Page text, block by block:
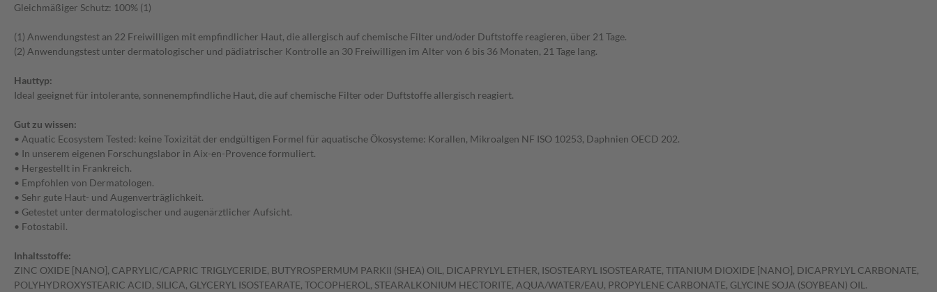
Gleichmäßiger Schutz: 100% (1)
(1) Anwendungstest an 22 Freiwilligen mit empfindlicher Haut, die allergisch auf chemische Filter und/oder Duftstoffe reagieren, über 21 Tage.
(2) Anwendungstest unter dermatologischer und pädiatrischer Kontrolle an 30 Freiwilligen im Alter von 6 bis 36 Monaten, 21 Tage lang.
Hauttyp:
Ideal geeignet für intolerante, sonnenempfindliche Haut, die auf chemische Filter oder Duftstoffe allergisch reagiert.
Gut zu wissen:
• Aquatic Ecosystem Tested: keine Toxizität der endgültigen Formel für aquatische Ökosysteme: Korallen, Mikroalgen NF ISO 10253, Daphnien OECD 202.
• In unserem eigenen Forschungslabor in Aix-en-Provence formuliert.
• Hergestellt in Frankreich.
• Empfohlen von Dermatologen.
• Sehr gute Haut- und Augenverträglichkeit.
• Getestet unter dermatologischer und augenärztlicher Aufsicht.
• Fotostabil.
Inhaltsstoffe:
ZINC OXIDE [NANO], CAPRYLIC/CAPRIC TRIGLYCERIDE, BUTYROSPERMUM PARKII (SHEA) OIL, DICAPRYLYL ETHER, ISOSTEARYL ISOSTEARATE, TITANIUM DIOXIDE [NANO], DICAPRYLYL CARBONATE,
POLYHYDROXYSTEARIC ACID, SILICA, GLYCERYL ISOSTEARATE, TOCOPHEROL, STEARALKONIUM HECTORITE, AQUA/WATER/EAU, PROPYLENE CARBONATE, GLYCINE SOJA (SOYBEAN) OIL.